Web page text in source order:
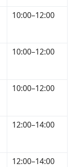
10:00–12:00
10:00–12:00
10:00–12:00
12:00–14:00
12:00–14:00